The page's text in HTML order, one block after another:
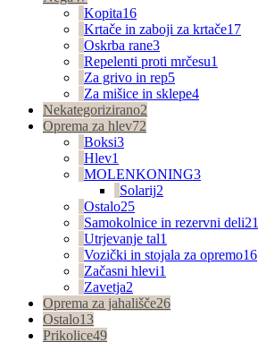
Kopita16
Krtače in zaboji za krtače17
Oskrba rane3
Repelenti proti mrčesu1
Za grivo in rep5
Za mišice in sklepe4
Nekategorizirano2
Oprema za hlev72
Boksi3
Hlev1
MOLENKONING3
Solarij2
Ostalo25
Samokolnice in rezervni deli21
Utrjevanje tal1
Vozički in stojala za opremo16
Začasni hlevi1
Zavetja2
Oprema za jahališče26
Ostalo13
Prikolice49